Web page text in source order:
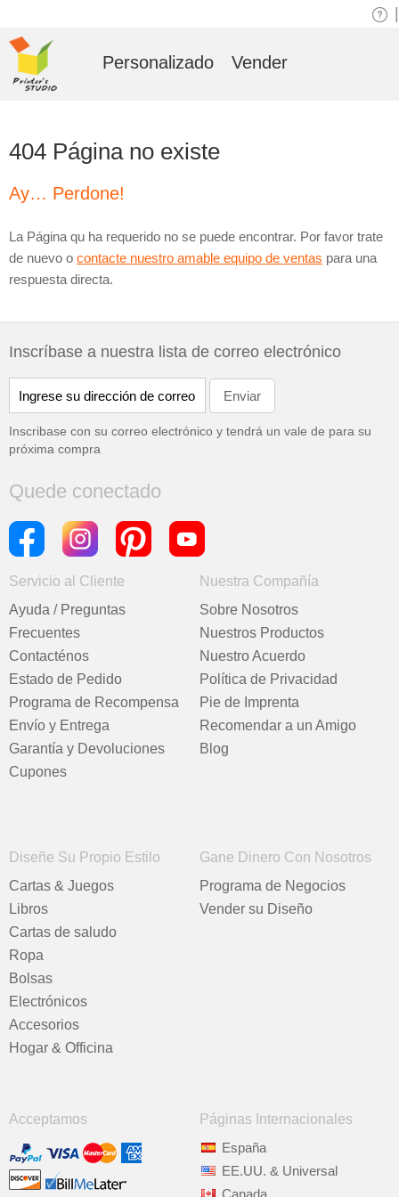
404 Página no existe
Ay… Perdone!
La Página qu ha requerido no se puede encontrar. Por favor trate
de nuevo o contacte nuestro amable equipo de ventas para una
respuesta directa.
Inscríbase a nuestra lista de correo electrónico
Inscribase con su correo electrónico y tendrá un vale de para su
próxima compra
Quede conectado
Servicio al Cliente
Ayuda / Preguntas
Frecuentes
Contacténos
Estado de Pedido
Programa de Recompensa
Envío y Entrega
Garantía y Devoluciones
Cupones
Nuestra Compañía
Sobre Nosotros
Nuestros Productos
Nuestro Acuerdo
Política de Privacidad
Pie de Imprenta
Recomendar a un Amigo
Blog
Diseñe Su Propio Estilo
Cartas & Juegos
Libros
Cartas de saludo
Ropa
Bolsas
Electrónicos
Accesorios
Hogar & Officina
Gane Dinero Con Nosotros
Programa de Negocios
Vender su Diseño
Acceptamos
Páginas Internacionales
España
EE.UU. & Universal
Canada
Personalizado Vender